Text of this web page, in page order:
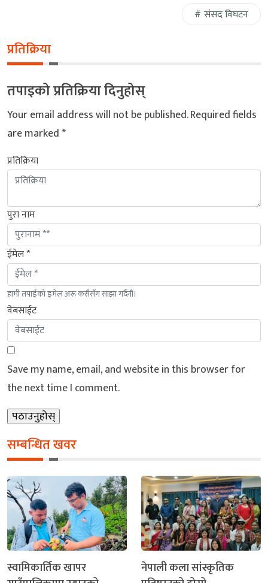
संसद विघटन
प्रतिक्रिया
तपाइको प्रतिक्रिया दिनुहोस्
Your email address will not be published.Required fields
are marked*
प्रतिक्रिया
पुरा नाम
ईमेल *
हामी तपाईंको इमेल अरू कसैसँग साझा गर्दैनौं।
वेबसाईट
Save my name, email, and website in this browser for
the next time I comment.
सम्बन्धित खवर
स्वामिकार्तिक खापर
नेपाली कला सांस्कृतिक